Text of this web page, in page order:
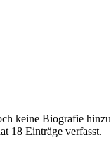
keine Biografie
18 Einträge verfasst.